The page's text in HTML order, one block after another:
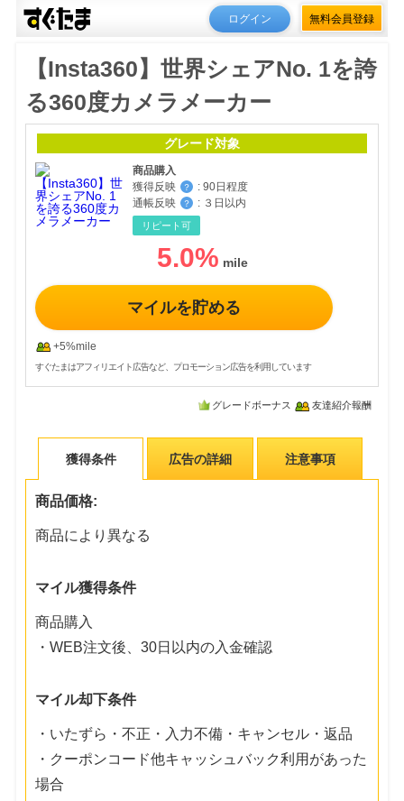
ログイン 無料会員登録
【Insta360】世界シェアNo. 1を誇
る360度カメラメーカー
グレード対象
商品購入
獲得反映
？ : 90日程度
通帳反映
？ : ３日以内
リピート可
5.0%
マイルを貯める
+5%mile
すぐたまはアフィリエイト広告など、プロモーション広告を利用しています
グレードボーナス 友達紹介報酬
獲得条件 広告の詳細 注意事項
商品価格:
商品により異なる
マイル獲得条件
商品購入
・WEB注文後、30日以内の入金確認
マイル却下条件
・いたずら・不正・入力不備・キャンセル・返品
・クーポンコード他キャッシュバック利用があった
場合